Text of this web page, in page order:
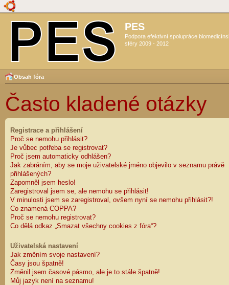
PES
Podpora efektivní spolupráce
sféry 2009 - 2012
Obsah fóra
Často kladené otázky
Registrace a přihlášení
Proč se nemohu přihlásit?
Je vůbec potřeba se registrovat?
Proč jsem automaticky odhlášen?
Jak zabráním, aby se moje uživatelské jméno objevilo v seznamu právě
přihlášených?
Zapomněl jsem heslo!
Zaregistroval jsem se, ale nemohu se přihlásit!
V minulosti jsem se zaregistroval, ovšem nyní se nemohu přihlásit?!
Co znamená COPPA?
Proč se nemohu registrovat?
Co dělá odkaz „Smazat všechny cookies z fóra“?
Uživatelská nastavení
Jak změním svoje nastavení?
Časy jsou špatně!
Změnil jsem časové pásmo, ale je to stále špatně!
Můj jazyk není na seznamu!